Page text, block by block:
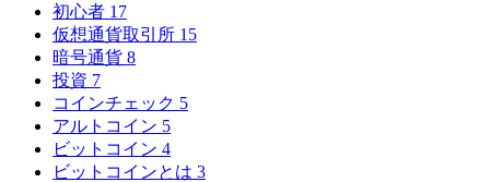
初心者 17
仮想通貨取引所 15
暗号通貨 8
投資 7
コインチェック 5
アルトコイン 5
ビットコイン 4
ビットコインとは 3